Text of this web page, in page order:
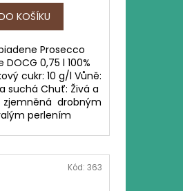
KOŠÍKU
Prosecco
DOCG 0,75 l 100%
cukr: 10 g/l Vůně:
suchá Chuť: Živá a
zjemněná drobným
perlením
Kód: 363